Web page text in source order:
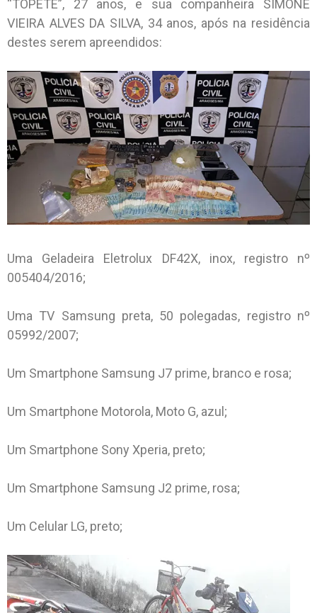
“TOPETE”, 27 anos, e sua companheira SIMONE
VIEIRA ALVES DA SILVA, 34 anos, após na residência
destes serem apreendidos:
Uma Geladeira Eletrolux DF42X, inox, registro nº
005404/2016;
Uma TV Samsung preta, 50 polegadas, registro nº
05992/2007;
Um Smartphone Samsung J7 prime, branco e rosa;
Um Smartphone Motorola, Moto G, azul;
Um Smartphone Sony Xperia, preto;
Um Smartphone Samsung J2 prime, rosa;
Um Celular LG, preto;